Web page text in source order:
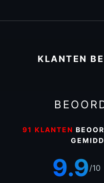
KLANTEN
91 KLANTEN
9.9/10